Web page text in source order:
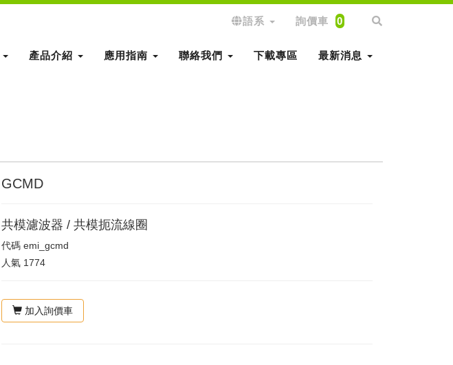
語系 詢價車 0
產品介紹 應用指南 聯絡我們 下載專區 最新消息
GCMD
共模濾波器 / 共模扼流線圈
代碼 emi_gcmd
人氣 1774
加入詢價車